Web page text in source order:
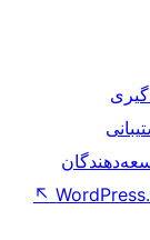
↖